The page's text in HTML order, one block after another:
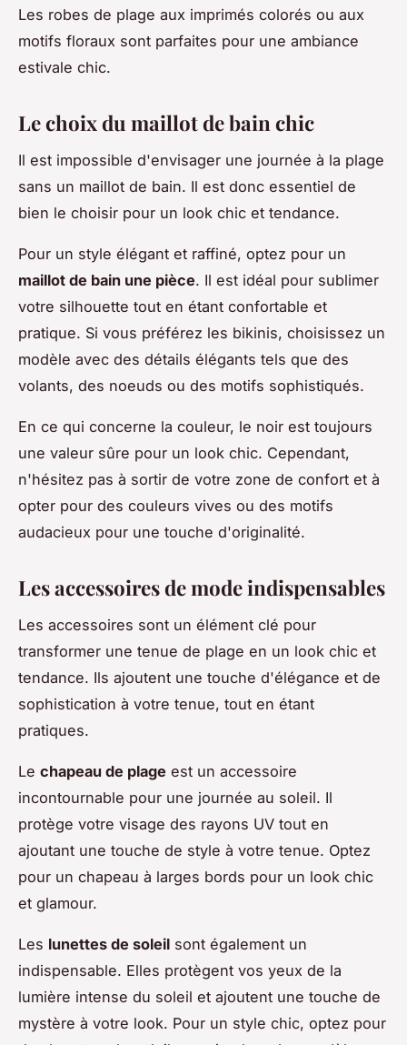
Les robes de plage aux imprimés colorés ou aux
motifs floraux sont parfaites pour une ambiance
estivale chic.
Le choix du maillot de bain chic
Il est impossible d'envisager une journée à la plage
sans un maillot de bain. Il est donc essentiel de
bien le choisir pour un look chic et tendance.
Pour un style élégant et raffiné, optez pour un
maillot de bain une pièce. Il est idéal pour sublimer
votre silhouette tout en étant confortable et
pratique. Si vous préférez les bikinis, choisissez un
modèle avec des détails élégants tels que des
volants, des noeuds ou des motifs sophistiqués.
En ce qui concerne la couleur, le noir est toujours
une valeur sûre pour un look chic. Cependant,
n'hésitez pas à sortir de votre zone de confort et à
opter pour des couleurs vives ou des motifs
audacieux pour une touche d'originalité.
Les accessoires de mode indispensables
Les accessoires sont un élément clé pour
transformer une tenue de plage en un look chic et
tendance. Ils ajoutent une touche d'élégance et de
sophistication à votre tenue, tout en étant
pratiques.
Le chapeau de plage est un accessoire
incontournable pour une journée au soleil. Il
protège votre visage des rayons UV tout en
ajoutant une touche de style à votre tenue. Optez
pour un chapeau à larges bords pour un look chic
et glamour.
Les lunettes de soleil sont également un
indispensable. Elles protègent vos yeux de la
lumière intense du soleil et ajoutent une touche de
mystère à votre look. Pour un style chic, optez pour